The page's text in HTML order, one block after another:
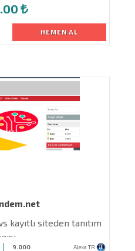
HEMEN AL
kayıtlı siteden tanıtım
9.000
Alexa TR